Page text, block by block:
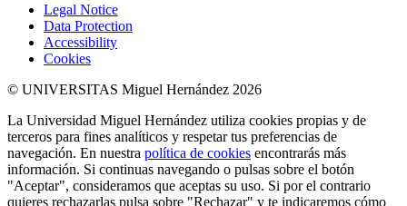
Legal Notice
Data Protection
Accessibility
Cookies
© UNIVERSITAS Miguel Hernández 2026
La Universidad Miguel Hernández utiliza cookies propias y de
terceros para fines analíticos y respetar tus preferencias de
navegación. En nuestra política de cookies encontrarás más
información. Si continuas navegando o pulsas sobre el botón
"Aceptar", consideramos que aceptas su uso. Si por el contrario
quieres rechazarlas pulsa sobre "Rechazar" y te indicaremos cómo